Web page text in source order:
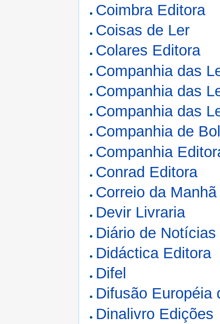
Coimbra Editora
Coisas de Ler
Colares Editora
Companhia das
Companhia das
Companhia das
Companhia de
Companhia
Conrad Editora
Correio da Manhã
Devir Livraria
Diário de Notícias
Didáctica Editora
Difel
Difusão Européia
Dinalivro Edições